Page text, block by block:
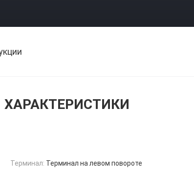
ХАРАКТЕРИСТИКИ
Терминал: Терминал на левом повороте